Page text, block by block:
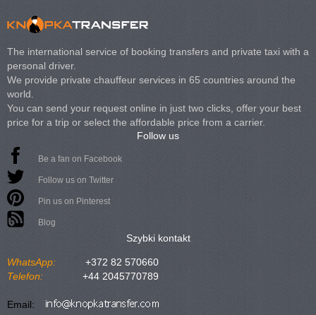
The international service of booking transfers and private taxi with a
personal driver.
We provide private chauffeur services in 65 countries around the
world.
You can send your request online in just two clicks, offer your best
price for a trip or select the affordable price from a carrier.
Follow us
Be a fan on Facebook
Follow us on Twitter
Pin us on Pinterest
Blog
Szybki kontakt
WhatsApp:
+372 82 570660
Telefon:
+44 2045770789
Email: